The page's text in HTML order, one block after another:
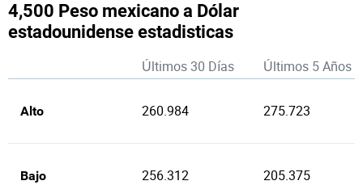
4,500 Peso mexicano a Dólar
estadounidense estadisticas
Últimos 30 Días Últimos 5 Años
Alto 260.984 275.723
Bajo 256.312 205.375